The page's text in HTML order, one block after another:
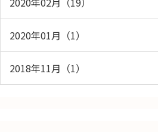
2020年01月（1）
2018年11月（1）